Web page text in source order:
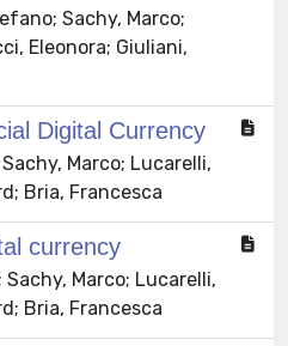
Sachy, Marco;
Eleonora; Giuliani,
Digital Currency
Marco; Lucarelli,
Bria, Francesca
currency
Marco; Lucarelli,
Bria, Francesca